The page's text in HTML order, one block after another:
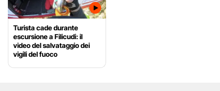
Turista cade durante
escursione a Filicudi: il
video del salvataggio dei
vigili del fuoco